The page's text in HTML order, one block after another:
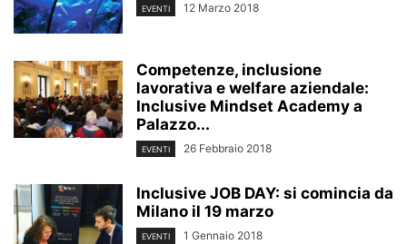
EVENTI 12 Marzo 2018
Competenze, inclusione
lavorativa e welfare aziendale:
Inclusive Mindset Academy a
Palazzo...
EVENTI 26 Febbraio 2018
Inclusive JOB DAY: si comincia da
Milano il 19 marzo
EVENTI 1 Gennaio 2018